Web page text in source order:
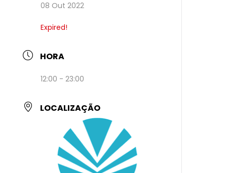
08 Out 2022
Expired!
HORA
12:00 - 23:00
LOCALIZAÇÃO